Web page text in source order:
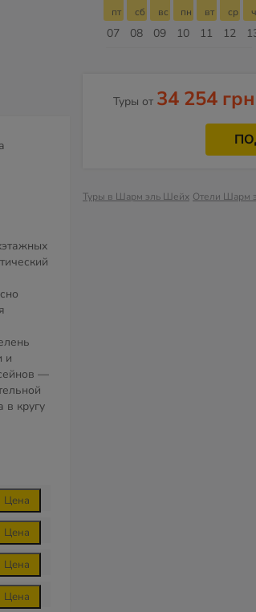
и
—
в кругу
Цена
Цена
Цена
Цена
07
пт
08
сб
09
вс
10
пн
11
вт
12
ср
Туры от 34 254 грн
Туры в Шарм эль Шейх Отели Шарм